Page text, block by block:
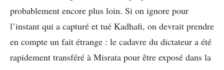
probablement encore plus loin. Si on ignore pour
l’instant qui a capturé et tué Kadhafi, on devrait prendre
en compte un fait étrange : le cadavre du dictateur a été
rapidement transféré à Misrata pour être exposé dans la